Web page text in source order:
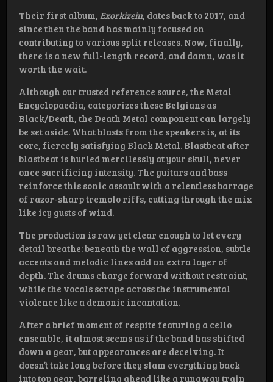
Their first album, Exorkizein, dates back to 2017, and
since then the band has mainly focused on
contributing to various split releases. Now, finally,
there is a new full-length record, and damn, was it
worth the wait.
Although our trusted reference source, the Metal
Encyclopaedia, categorizes these Belgians as
Black/Death, the Death Metal component can largely
be set aside. What blasts from the speakers is, at its
core, fiercely satisfying Black Metal. Blastbeat after
blastbeat is hurled mercilessly at your skull, never
once sacrificing intensity. The guitars and bass
reinforce this sonic assault with a relentless barrage
of razor-sharp tremolo riffs, cutting through the mix
like icy gusts of wind.
The production is raw yet clear enough to let every
detail breathe: beneath the wall of aggression, subtle
accents and melodic lines add an extra layer of
depth. The drums charge forward without restraint,
while the vocals scrape across the instrumental
violence like a demonic incantation.
After a brief moment of respite featuring a cello
ensemble, it almost seems as if the band has shifted
down a gear, but appearances are deceiving. It
doesn’t take long before they slam everything back
into top gear, barreling ahead like a runaway train